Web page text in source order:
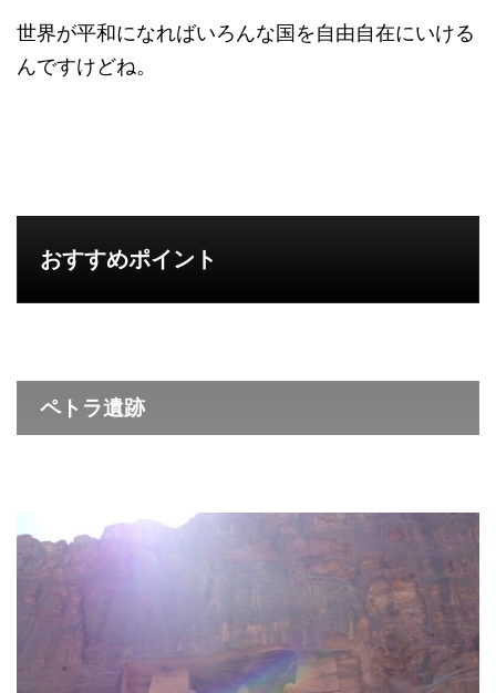
世界が平和になればいろんな国を自由自在にいける
んですけどね。
おすすめポイント
ペトラ遺跡